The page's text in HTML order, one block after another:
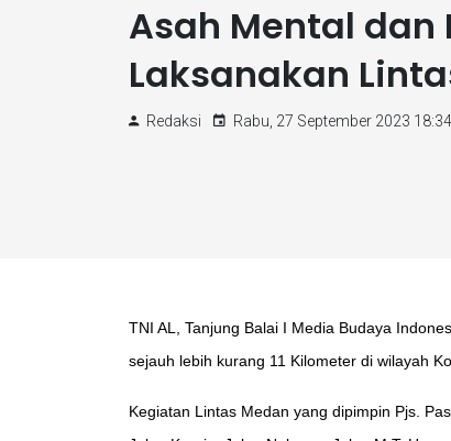
Asah Mental dan
Laksanakan
Redaksi Rabu, 27 September 2023 18:34
TNI AL, Tanjung Balai I Media Budaya
sejauh lebih kurang 11 Kilometer di wilayah
Kegiatan Lintas Medan yang dipimpin Pjs.